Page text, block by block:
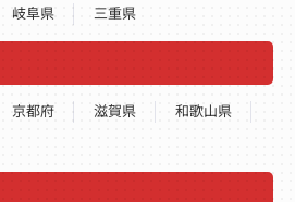
岐阜県 三重県
京都府 滋賀県
和歌山県